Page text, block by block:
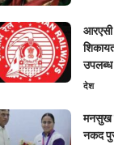
आरएसी
उपलब्ध
देश
मनसुख
नकद